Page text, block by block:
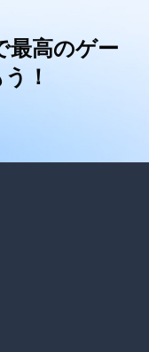
最高のゲー
！